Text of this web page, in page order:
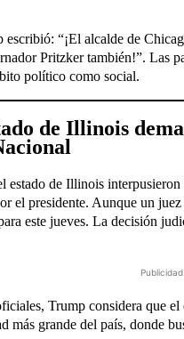
“¡El alcalde de
Pritzker también!”. Las
político como social.
de Illinois
estado de Illinois
el presidente. Aunque un
este jueves. La decisión
Publicidad
Trump considera que el
más grande del país, donde